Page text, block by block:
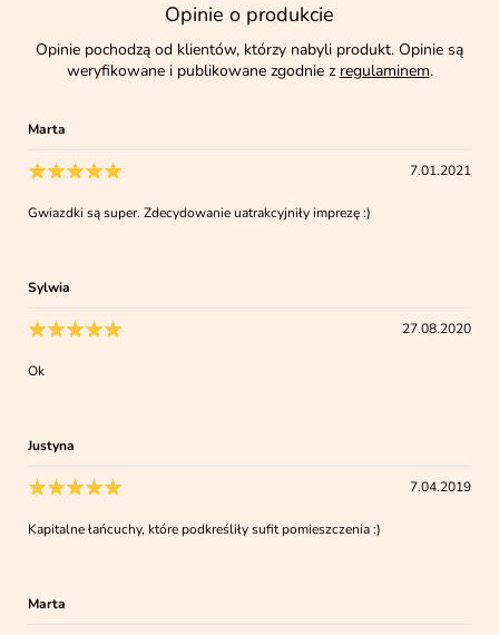
Opinie o produkcie
Opinie pochodzą od klientów, którzy nabyli produkt. Opinie są
weryfikowane i publikowane zgodnie z regulaminem.
Marta
7.01.2021
Gwiazdki są super. Zdecydowanie uatrakcyjniły imprezę :)
Sylwia
27.08.2020
Ok
Justyna
7.04.2019
Kapitalne łańcuchy, które podkreśliły sufit pomieszczenia :)
Marta